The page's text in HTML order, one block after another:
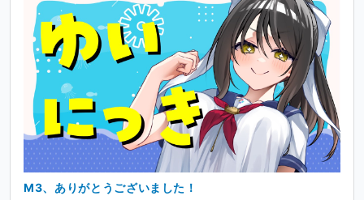
M3、ありがとうございました！